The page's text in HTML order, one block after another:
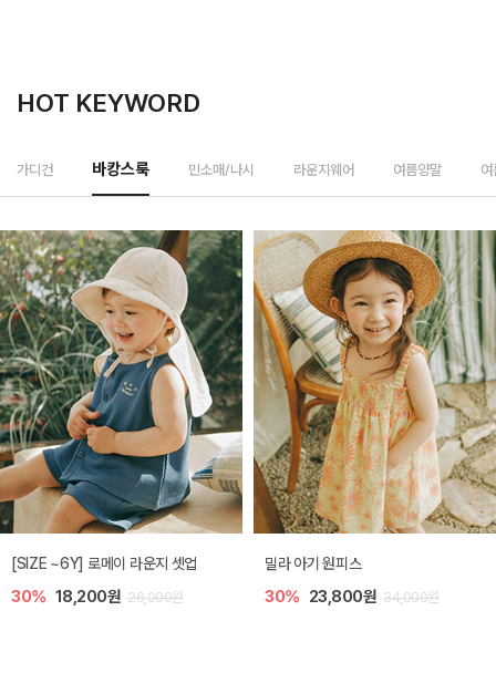
HOT KEYWORD
가디건 바캉스룩 민소매/나시 라운지웨어 여름양말
원
엘리오 아기 블라우스
40% 16,200원 27,000원 40% 16,200원